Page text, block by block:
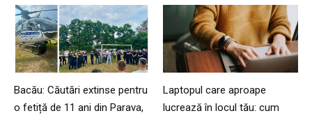
Bacău: Căutări extinse pentru
o fetiță de 11 ani din Parava,
Laptopul care aproape
lucrează în locul tău: cum